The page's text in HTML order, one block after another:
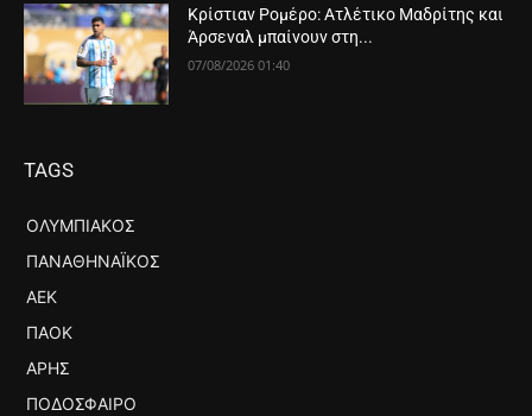
Κρίστιαν Ρομέρο: Ατλέτικο Μαδρίτης και
Άρσεναλ μπαίνουν στη...
07/08/2026 01:40
TAGS
ΟΛΥΜΠΙΑΚΌΣ
ΠΑΝΑΘΗΝΑΪΚΌΣ
ΑΕΚ
ΠΑΟΚ
ΆΡΗΣ
ΠΟΔΌΣΦΑΙΡΟ